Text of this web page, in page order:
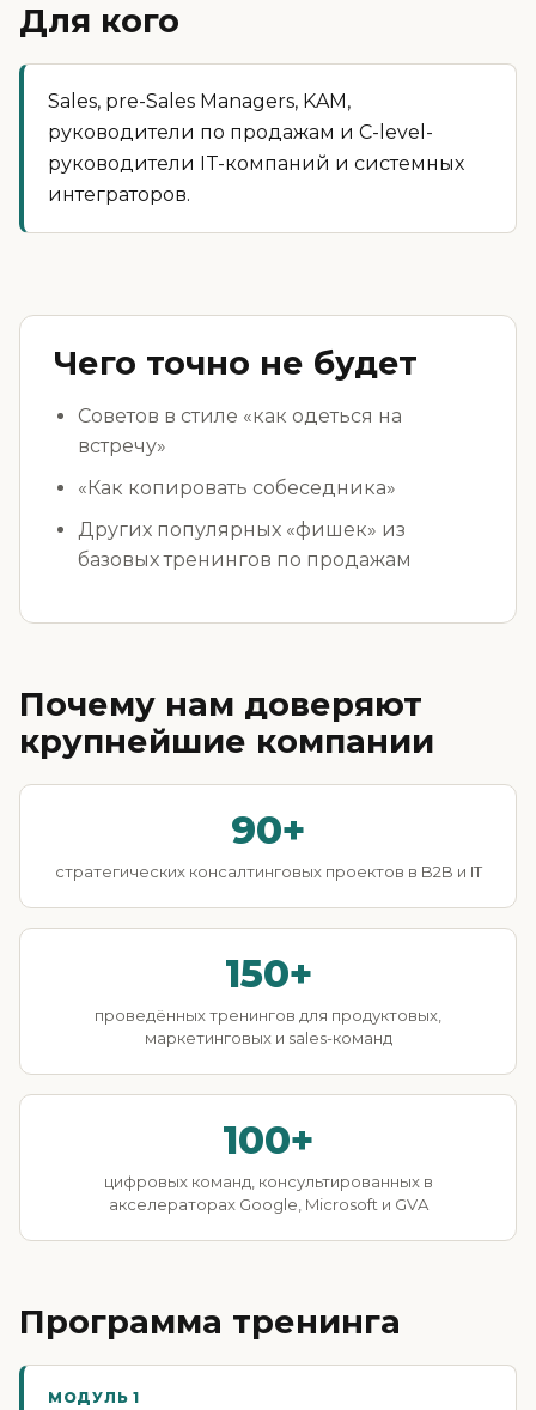
Для кого
Sales, pre-Sales Managers, KAM,
руководители по продажам и C-level-
руководители IT-компаний и системных
интеграторов.
Чего точно не будет
Советов в стиле «как одеться на
встречу»
«Как копировать собеседника»
Других популярных «фишек» из
базовых тренингов по продажам
Почему нам доверяют
крупнейшие компании
90+
стратегических консалтинговых проектов в B2B и IT
150+
проведённых тренингов для продуктовых,
маркетинговых и sales-команд
100+
цифровых команд, консультированных в
акселераторах Google, Microsoft и GVA
Программа тренинга
МОДУЛЬ 1